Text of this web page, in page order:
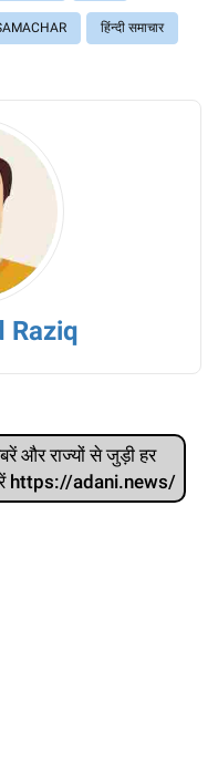
हिंन्दी समाचार
Raziq
और राज्‍यों से जुड़ी हर
https://adani.news/